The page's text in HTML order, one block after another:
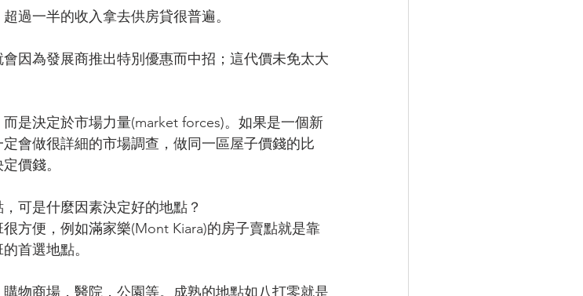
過一半的收入拿去供房貸很普遍。
因為發展商推出特別優惠而中招；這代價未免太大
是決定於市場力量(market forces)。如果是一個新
會做很詳細的市場調查，做同一區屋子價錢的比
價錢。
可是什麼因素決定好的地點？
方便，例如滿家樂(Mont Kiara)的房子賣點就是靠
首選地點。
物商場，醫院，公園等。成熟的地點如八打零就是